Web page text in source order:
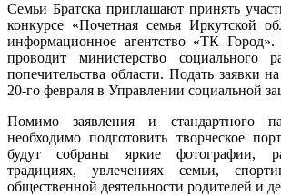
Семьи Братска приглашают принять
конкурсе «Почетная семья Иркутской
информационное агентство «ТК
проводит министерство социального
попечительства области. Подать заявки
20-го февраля в Управлении социальной
Помимо заявления и стандартного
необходимо подготовить творческое
будут собраны яркие фотографии,
традициях, увлечениях семьи,
общественной деятельности родителей и